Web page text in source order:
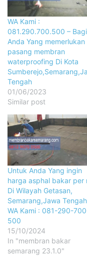
WA Kami :
081.290.700.500 – Bagi
Anda Yang memerlukan
pasang membran
waterproofing Di Kota
Tengah
01/06/2023
Similar post
Untuk Anda Yang ingin
harga asphal bakar per
Di Wilayah Getasan,
Semarang,Jawa
WA Kami : 081-290-
500
15/10/2024
In "membran bakar
semarang 23.1.0"